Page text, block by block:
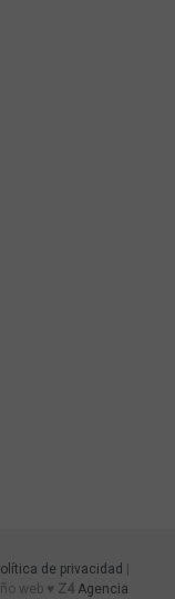
de privacidad
web ♥ Z4 Agencia